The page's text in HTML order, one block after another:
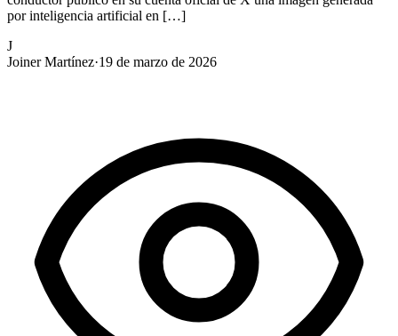
por inteligencia artificial en […]
J
Joiner Martínez·19 de marzo de 2026